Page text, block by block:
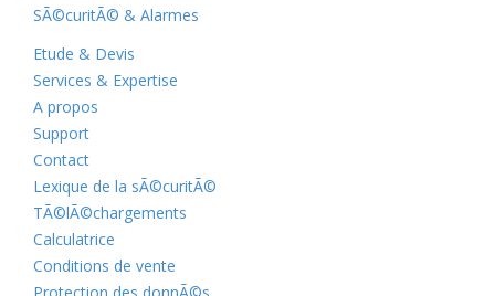
SÃ©curitÃ© & Alarmes
Etude & Devis
Services & Expertise
A propos
Support
Contact
Lexique de la sÃ©curitÃ©
TÃ©lÃ©chargements
Calculatrice
Conditions de vente